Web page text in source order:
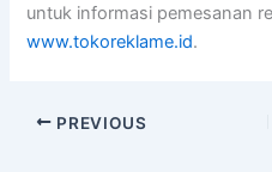
untuk informasi pemesanan
www.tokoreklame.id.
PREVIOUS